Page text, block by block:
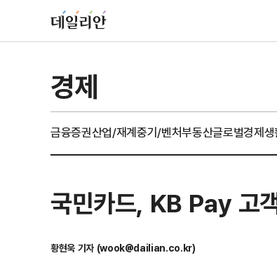
경제
금융증권산업/재계중기/벤처부동산글로벌경제
국민카드, KB Pay 고
황현욱 기자 (wook@dailian.co.kr)